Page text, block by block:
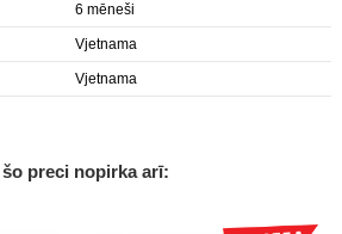
6 mēneši
Vjetnama
Vjetnama
preci nopirka arī: